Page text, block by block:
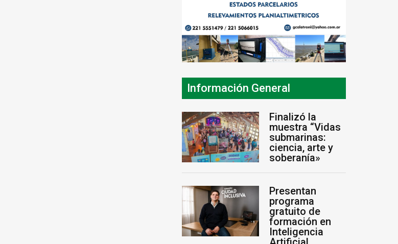
Información General
Finalizó la
muestra “Vidas
submarinas:
ciencia, arte y
soberanía»
Presentan
programa
gratuito de
formación en
Inteligencia